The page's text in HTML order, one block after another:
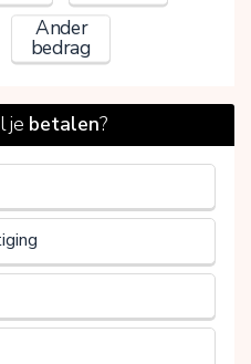
Ander
bedrag
je betalen?